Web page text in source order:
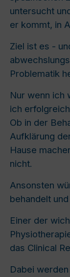
untersucht
er kommt, in
Ziel ist es -
Problematik
Nur wenn ich
ich
Ob in der
Aufklärung
Hause
nicht.
Ansonsten
behandelt
Einer der
das Clinical
Dabei